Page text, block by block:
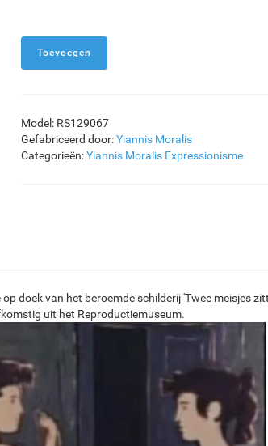
Model: RS129067
Gefabriceerd door:Yiannis Moralis
Categorieën:Yiannis Moralis Expressionisme
doek van het beroemde schilderij 'Twee meisjes
uit het Reproductiemuseum.